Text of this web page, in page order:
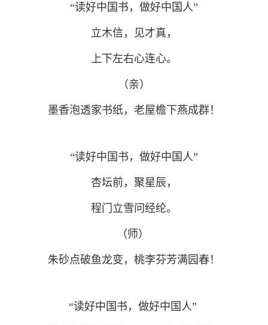
“读好中国书，做好中国人”
立木信，见才真，
上下左右心连心。
（亲）
墨香泡透家书纸，老屋檐下燕成群！
“读好中国书，做好中国人”
杏坛前，聚星辰，
程门立雪问经纶。
（师）
朱砂点破鱼龙变，桃李芬芳满园春！
“读好中国书，做好中国人”